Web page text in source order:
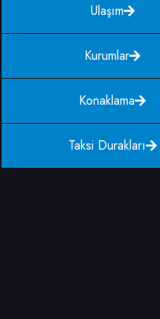
Ulaşım
Kurumlar
Konaklama
Taksi Durakları